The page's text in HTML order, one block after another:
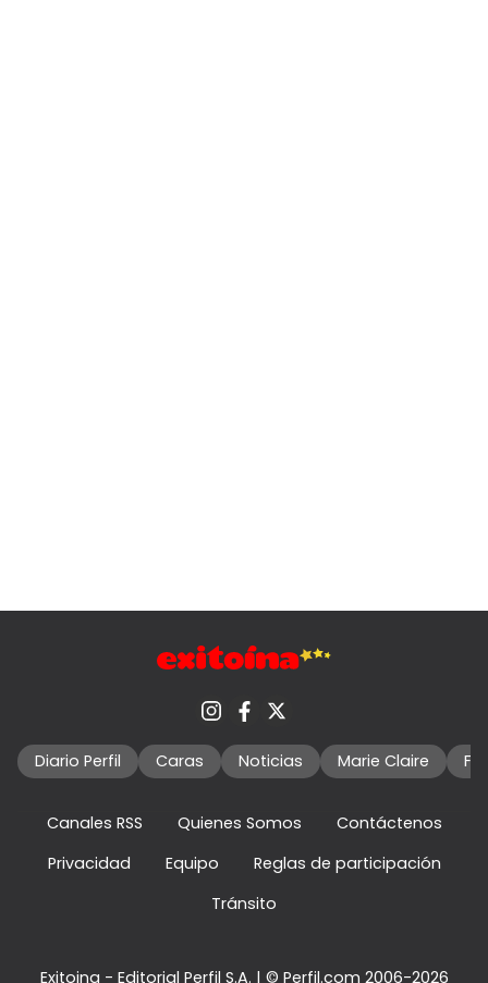
Diario Perfil Caras Noticias Marie Claire
Canales RSS Quienes Somos
Contáctenos
Privacidad
Equipo
Reglas de participación
Tránsito
Exitoina - Editorial Perfil S.A. | © Perfil.com 2006-2026